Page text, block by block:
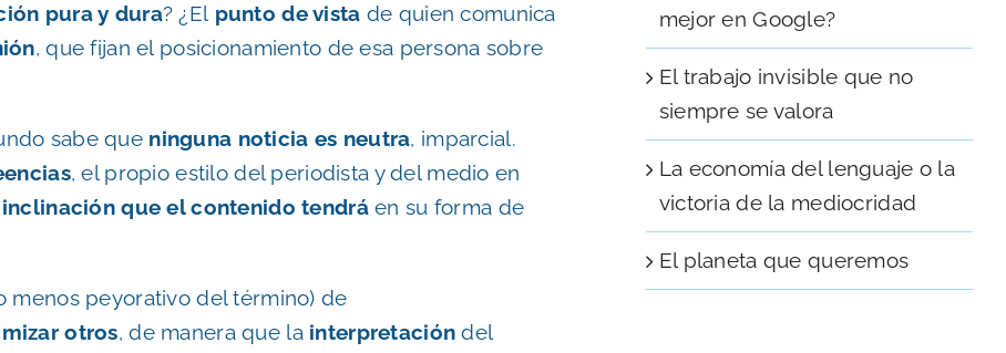
pura y dura? ¿El punto de vista de quien comunica
, que fijan el posicionamiento de esa persona sobre
sabe que ninguna noticia es neutra, imparcial.
, el propio estilo del periodista y del medio en
que el contenido tendráen su forma de
menos peyorativo del término) de
otros, de manera que la interpretación del
mejor en Google?
El trabajo invisible que no
siempre se valora
La economía del lenguaje o la
victoria de la mediocridad
El planeta que queremos